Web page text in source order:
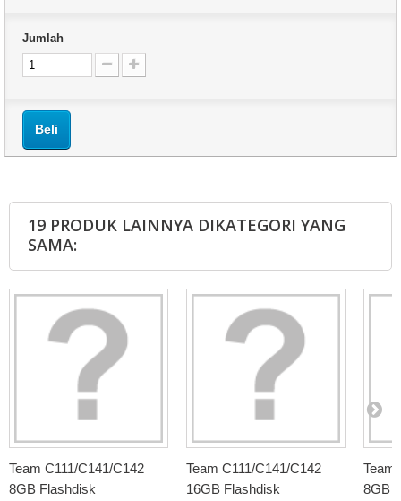
Jumlah
Beli
19 PRODUK LAINNYA DIKATEGORI YANG
SAMA:
Team C111/C141/C142
8GB Flashdisk
Team C111/C141/C142
16GB Flashdisk
Team
8GB